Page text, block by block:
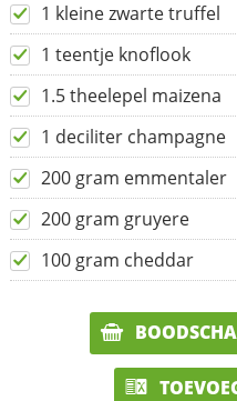
1 kleine zwarte truffel
1 teentje knoflook
1.5 theelepel maizena
1 deciliter champagne
200 gram emmentaler
200 gram gruyere
100 gram cheddar